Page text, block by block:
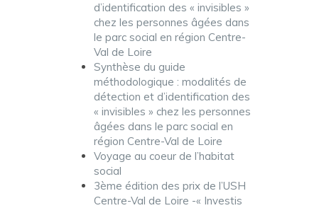
d’identification des « invisibles »
chez les personnes âgées dans
le parc social en région Centre-
Val de Loire
Synthèse du guide
méthodologique : modalités de
détection et d’identification des
« invisibles » chez les personnes
âgées dans le parc social en
région Centre-Val de Loire
Voyage au coeur de l’habitat
social
3ème édition des prix de l’USH
Centre-Val de Loire -« Investis